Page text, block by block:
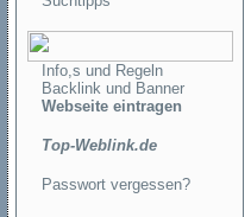
Info,s und Regeln
Backlink und Banner
Webseite eintragen
Top-Weblink.de
Passwort vergessen?